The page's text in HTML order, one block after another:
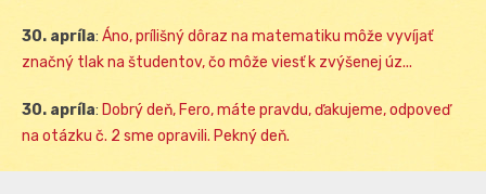
30. apríla: Áno, prílišný dôraz na matematiku môže vyvíjať
značný tlak na študentov, čo môže viesť k zvýšenej úz...
30. apríla: Dobrý deň, Fero, máte pravdu, ďakujeme, odpoveď
na otázku č. 2 sme opravili. Pekný deň.